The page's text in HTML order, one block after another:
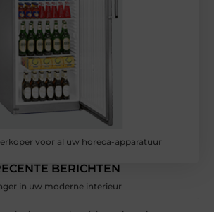
voor al uw horeca-apparatuur
BERICHTEN
in uw moderne interieur